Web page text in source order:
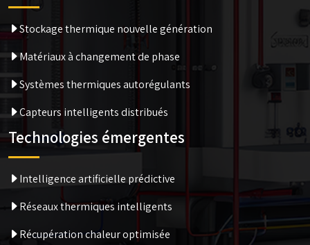
Stockage thermique nouvelle génération
Matériaux à changement de phase
Systèmes thermiques autorégulants
Capteurs intelligents distribués
Technologies émergentes
Intelligence artificielle prédictive
Réseaux thermiques intelligents
Récupération chaleur optimisée